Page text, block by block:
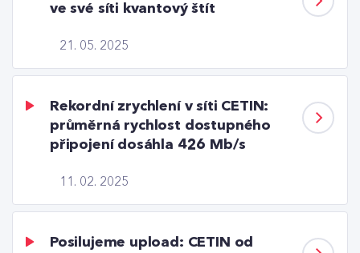
21. 05. 2025
ve své síti kvantový štít
11. 02. 2025
Rekordní zrychlení v síti CETIN:
průměrná rychlost dostupného
připojení dosáhla 426 Mb/s
Posilujeme upload: CETIN od